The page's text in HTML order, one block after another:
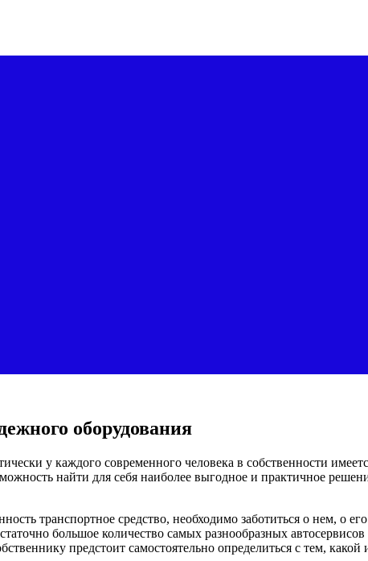
оборудования
у каждого современного человека в собственности
найти для себя наиболее выгодное и практичное
транспортное средство, необходимо заботиться о нем, о
большое количество самых разнообразных
предстоит самостоятельно определиться с тем,